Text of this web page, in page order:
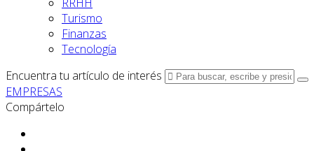
Turismo
Finanzas
Tecnología
Encuentra tu artículo de interés
EMPRESAS
Compártelo